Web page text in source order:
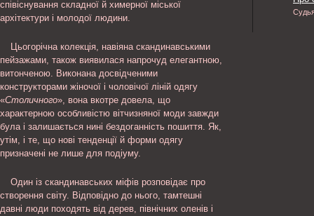
співіснування складної й химерної міської
архітектури і молодої людини.
Цьогорічна колекція, навіяна скандинавськими
пейзажами, також виявилася напрочуд елегантною,
витонченою. Виконана досвідченими
конструкторами жіночої і чоловічої ліній одягу
«Столичного», вона вкотре довела, що
характерною особливістю вітчизняної моди завжди
була і залишається нині бездоганність пошиття. Як,
утім, і те, що нові тенденції й форми одягу
призначені не лише для подіуму.
Один із скандинавських міфів розповідає про
створення світу. Відповідно до нього, тамтешні
давні люди походять від дерев, північних оленів і